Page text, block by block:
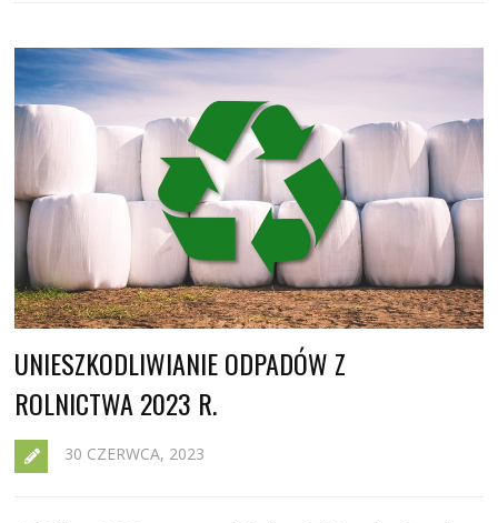
UNIESZKODLIWIANIE ODPADÓW Z
ROLNICTWA 2023 R.
30 CZERWCA, 2023